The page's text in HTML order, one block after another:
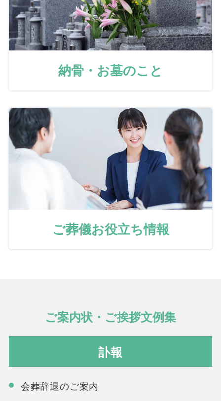
納骨・お墓のこと
ご葬儀お役立ち情報
ご案内状・ご挨拶文例集
訃報
会葬辞退のご案内